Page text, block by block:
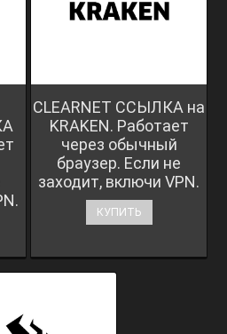
CLEARNET ССЫЛКА на
KRAKEN. Работает
через обычный
браузер. Если не
заходит, включи VPN.
КУПИТЬ